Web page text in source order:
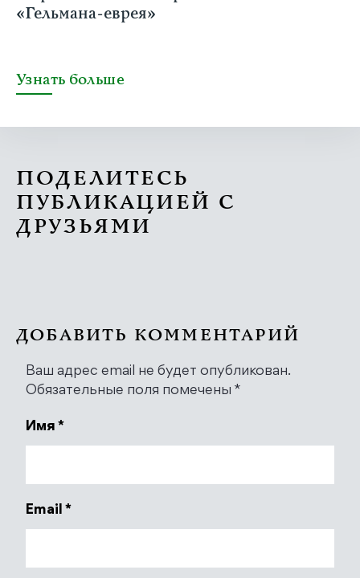
«Гельмана-еврея»
Узнать больше
ПОДЕЛИТЕСЬ
ПУБЛИКАЦИЕЙ С
ДРУЗЬЯМИ
ДОБАВИТЬ КОММЕНТАРИЙ
Ваш адрес email не будет опубликован.
Обязательные поля помечены *
Имя *
Email *